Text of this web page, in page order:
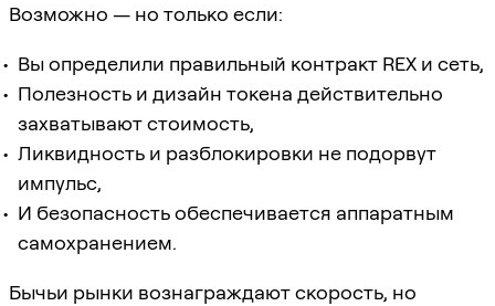
Возможно — но только если:
Вы определили правильный контракт REX и сеть,
Полезность и дизайн токена действительно
захватывают стоимость,
Ликвидность и разблокировки не подорвут
импульс,
И безопасность обеспечивается аппаратным
самохранением.
Бычьи рынки вознаграждают скорость, но